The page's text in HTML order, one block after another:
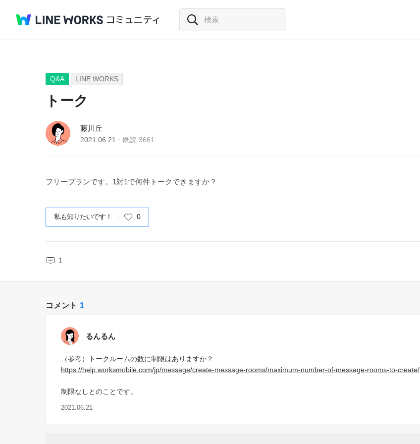
Q&A LINE WORKS
トーク
藤川丘
2021.06.21 既読 3661
フリープランです。1対1で何件トークできますか？
私も知りたいです！ 0
1
コメント 1
るんるん
（参考）トークルームの数に制限はありますか？
https://help.worksmobile.com/jp/message/create-message-rooms/maximum-number-of-message-rooms-to-create/
制限なしとのことです。
2021.06.21